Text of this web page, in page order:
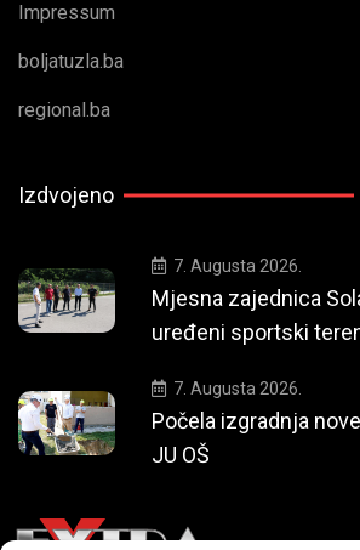
Impressum
boljatuzla.ba
regional.ba
Izdvojeno
7. Augusta 2026.
Mjesna zajednica
uređeni sportski
7. Augusta 2026.
Počela izgradnja
JU OŠ